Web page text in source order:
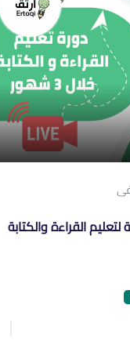
القراءة والكتابة